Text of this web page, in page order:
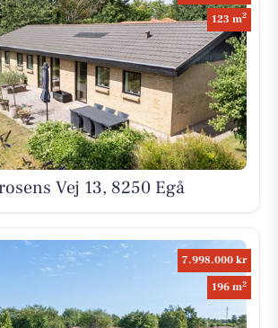
123 m2
Vej 13, 8250 Egå
7.998.000 kr
196 m2